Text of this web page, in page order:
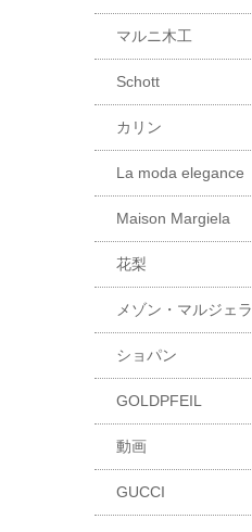
マルニ木工
Schott
カリン
La moda elegance
Maison Margiela
花梨
メゾン・マルジェラ
ショパン
GOLDPFEIL
動画
GUCCI